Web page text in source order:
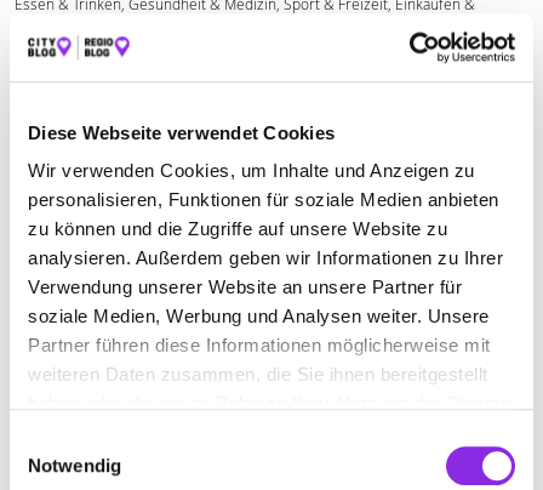
Diese Webseite verwendet Cookies
Wir verwenden Cookies, um Inhalte und Anzeigen zu
personalisieren, Funktionen für soziale Medien anbieten
zu können und die Zugriffe auf unsere Website zu
analysieren. Außerdem geben wir Informationen zu Ihrer
Verwendung unserer Website an unsere Partner für
soziale Medien, Werbung und Analysen weiter. Unsere
Partner führen diese Informationen möglicherweise mit
weiteren Daten zusammen, die Sie ihnen bereitgestellt
Notwendig
Essen & Trinken, Gesundheit & Medizin, Sport & Freizeit, Einkaufen &
probiert haben? Wir sammeln für euch die wichtigsten und
spannendsten Neu- und Wiedereröffnungen.
Mehr erfahren